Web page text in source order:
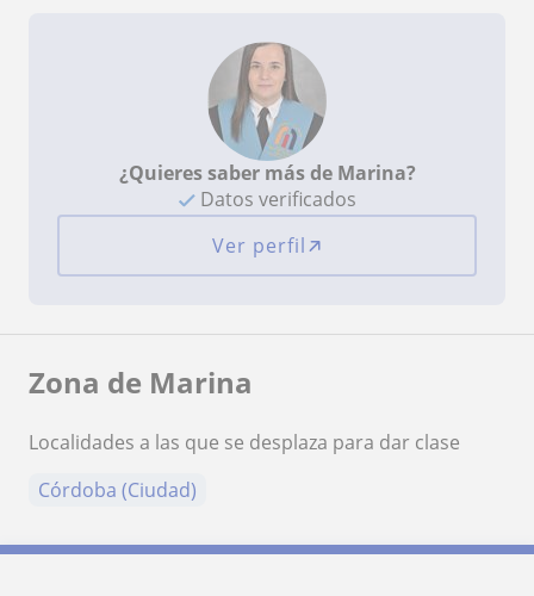
¿Quieres saber más de Marina?
Datos verificados
Ver perfil
Zona de Marina
Localidades a las que se desplaza para dar clase
Córdoba (Ciudad)